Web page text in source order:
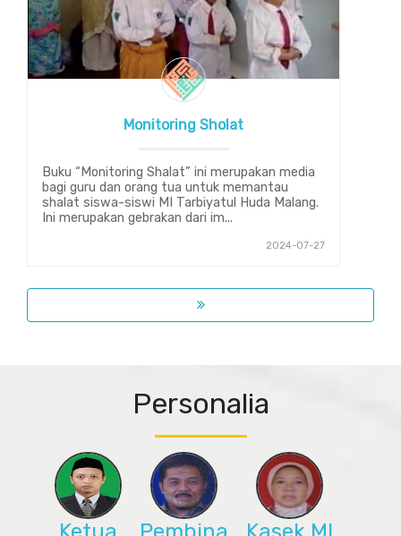
Monitoring Sholat
Buku “Monitoring Shalat” ini merupakan media
bagi guru dan orang tua untuk memantau
shalat siswa-siswi MI Tarbiyatul Huda Malang.
Ini merupakan gebrakan dari im...
2024-07-27
Personalia